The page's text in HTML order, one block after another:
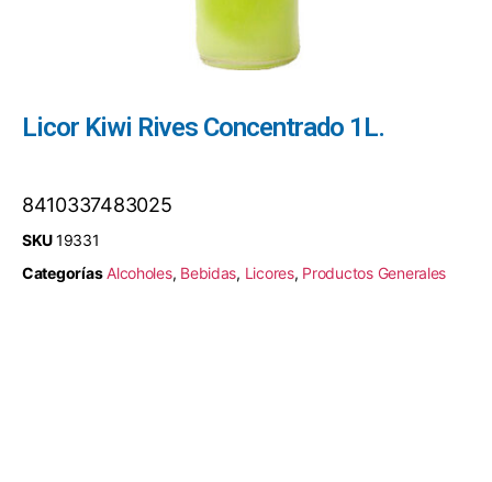
Licor Kiwi Rives Concentrado 1L.
8410337483025
SKU19331
Categorías Alcoholes, Bebidas, Licores, Productos Generales